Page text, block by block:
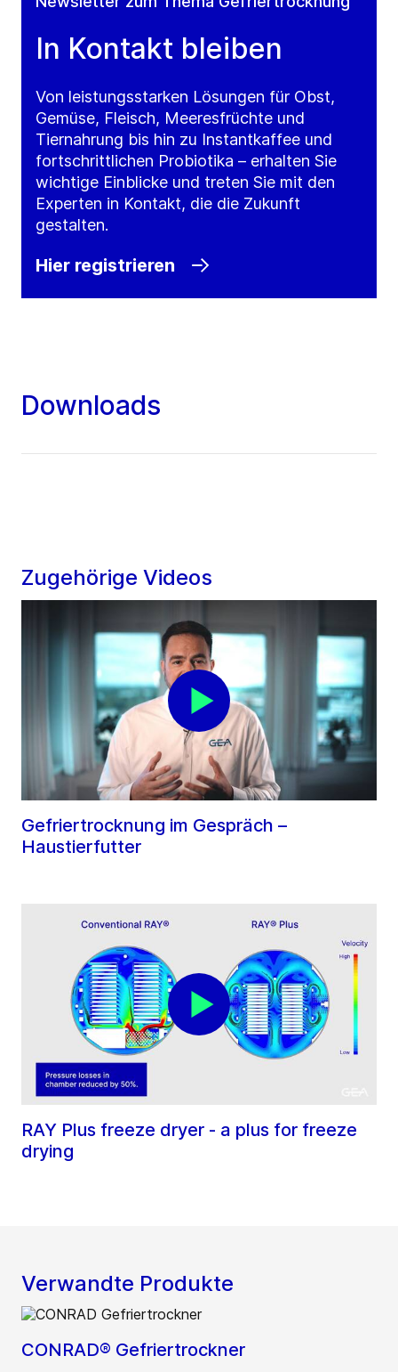
In Kontakt bleiben
Von leistungsstarken Lösungen für Obst,
Gemüse, Fleisch, Meeresfrüchte und
Tiernahrung bis hin zu Instantkaffee und
fortschrittlichen Probiotika – erhalten Sie
wichtige Einblicke und treten Sie mit den
Experten in Kontakt, die die Zukunft
gestalten.
Hier registrieren
Downloads
Zugehörige Videos
Gefriertrocknung im Gespräch –
Haustierfutter
RAY Plus freeze dryer - a plus for freeze
drying
Verwandte Produkte
CONRAD® Gefriertrockner